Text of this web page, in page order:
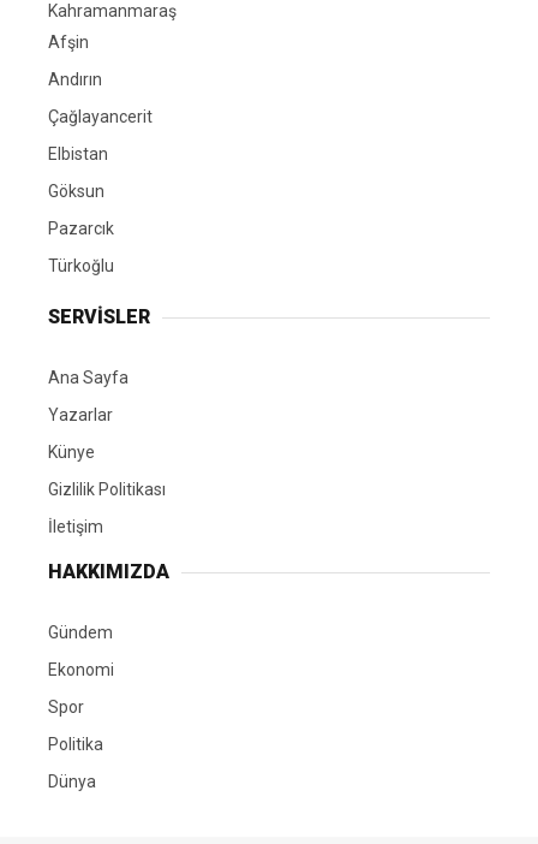
Kahramanmaraş
Afşin
Andırın
Çağlayancerit
Elbistan
Göksun
Pazarcık
Türkoğlu
SERVİSLER
Ana Sayfa
Yazarlar
Künye
Gizlilik Politikası
İletişim
HAKKIMIZDA
Gündem
Ekonomi
Spor
Politika
Dünya